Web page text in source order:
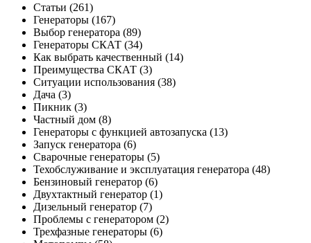
Статьи (261)
Генераторы (167)
Выбор генератора (89)
Генераторы СКАТ (34)
Как выбрать качественный (14)
Преимущества СКАТ (3)
Ситуации использования (38)
Дача (3)
Пикник (3)
Частный дом (8)
Генераторы с функцией автозапуска (13)
Запуск генератора (6)
Сварочные генераторы (5)
Техобслуживание и эксплуатация генератора (48)
Бензиновый генератор (6)
Двухтактный генератор (1)
Дизельный генератор (7)
Проблемы с генератором (2)
Трехфазные генераторы (6)